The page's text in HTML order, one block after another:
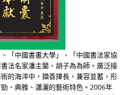
「中國書畫大學」、「中國書法家協
法名家潘主蘭、胡子為為師。廣泛接
的海洋中，擷善擇長，兼容並蓄，形
、典雅、瀟灑的藝術特色。2006年